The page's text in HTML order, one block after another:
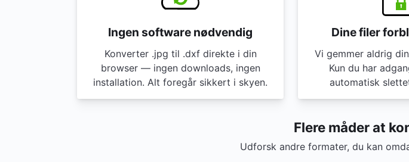
Ingen software nødvendig
Konverter .jpg til .dxf direkte i din
browser — ingen downloads, ingen
installation. Alt foregår sikkert i skyen.
Dine filer
Vi gemmer aldrig
Kun du har
automatisk
Flere måder at
Udforsk andre formater, du kan